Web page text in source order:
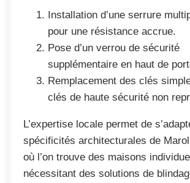
Installation d’une serrure
pour une résistance accrue.
Pose d’un verrou de sécurité
supplémentaire en haut de
Remplacement des clés
clés de haute sécurité non
L’expertise locale permet de
spécificités architecturales de
où l’on trouve des maisons
nécessitant des solutions de